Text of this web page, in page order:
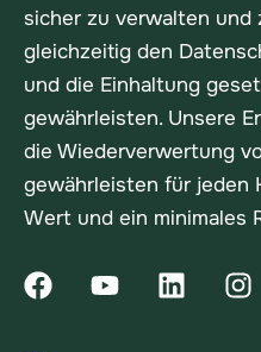
sicher zu verwalten und
gleichzeitig den
und die Einhaltung
gewährleisten. Unsere
die Wiederverwertung
gewährleisten für jeden
Wert und ein minimales